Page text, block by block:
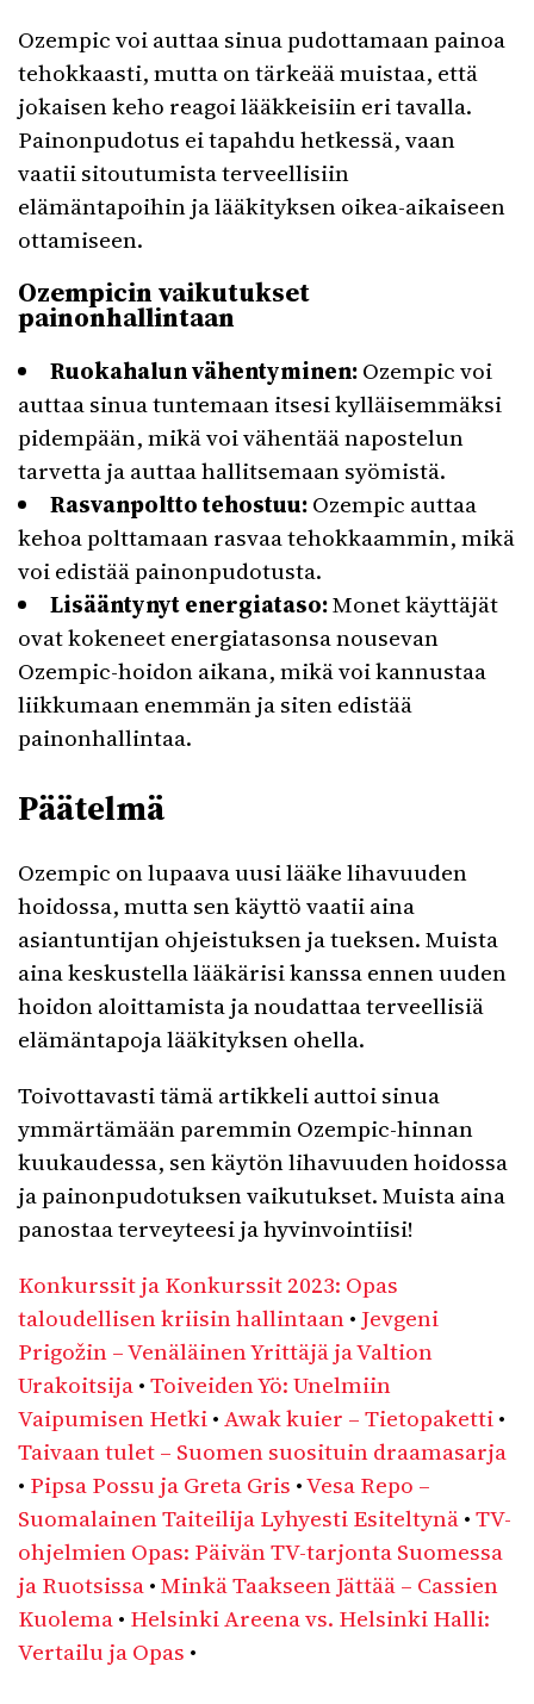
Ozempic voi auttaa sinua pudottamaan painoa
tehokkaasti, mutta on tärkeää muistaa, että
jokaisen keho reagoi lääkkeisiin eri tavalla.
Painonpudotus ei tapahdu hetkessä, vaan
vaatii sitoutumista terveellisiin
elämäntapoihin ja lääkityksen oikea-aikaiseen
ottamiseen.
Ozempicin vaikutukset
painonhallintaan
Ruokahalun vähentyminen:Ozempic voi
auttaa sinua tuntemaan itsesi kylläisemmäksi
pidempään, mikä voi vähentää napostelun
tarvetta ja auttaa hallitsemaan syömistä.
Rasvanpoltto tehostuu:Ozempic auttaa
kehoa polttamaan rasvaa tehokkaammin, mikä
voi edistää painonpudotusta.
Lisääntynyt energiataso:Monet käyttäjät
ovat kokeneet energiatasonsa nousevan
Ozempic-hoidon aikana, mikä voi kannustaa
liikkumaan enemmän ja siten edistää
painonhallintaa.
Päätelmä
Ozempic on lupaava uusi lääke lihavuuden
hoidossa, mutta sen käyttö vaatii aina
asiantuntijan ohjeistuksen ja tueksen. Muista
aina keskustella lääkärisi kanssa ennen uuden
hoidon aloittamista ja noudattaa terveellisiä
elämäntapoja lääkityksen ohella.
Toivottavasti tämä artikkeli auttoi sinua
ymmärtämään paremmin Ozempic-hinnan
kuukaudessa, sen käytön lihavuuden hoidossa
ja painonpudotuksen vaikutukset. Muista aina
panostaa terveyteesi ja hyvinvointiisi!
Konkurssit ja Konkurssit 2023: Opas
taloudellisen kriisin hallintaan• Jevgeni
Prigožin – Venäläinen Yrittäjä ja Valtion
Urakoitsija•Toiveiden Yö: Unelmiin
Vaipumisen Hetki•Awak kuier – Tietopaketti•
Taivaan tulet – Suomen suosituin draamasarja
• Pipsa Possu ja Greta Gris •Vesa Repo –
Suomalainen Taiteilija Lyhyesti Esiteltynä•TV-
ohjelmien Opas: Päivän TV-tarjonta Suomessa
ja Ruotsissa•Minkä Taakseen Jättää – Cassien
Kuolema• Helsinki Areena vs. Helsinki Halli:
Vertailu ja Opas •